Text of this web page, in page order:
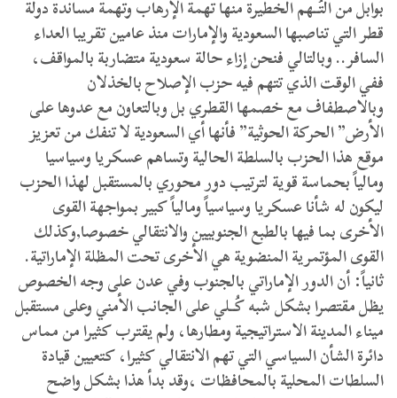
بوابل من التُــهم الخطيرة منها تهمة الإرهاب وتهمة مساندة دولة
قطر التي تناصبها السعودية والإمارات منذ عامين تقريبا العداء
السافر.. وبالتالي فنحن إزاء حالة سعودية متضاربة بالمواقف،
ففي الوقت الذي تتهم فيه حزب الإصلاح بالخذلان
وبالاصطفاف مع خصمها القطري بل وبالتعاون مع عدوها على
الأرض” الحركة الحوثية” فأنها أي السعودية لا تنفك من تعزيز
موقع هذا الحزب بالسلطة الحالية وتساهم عسكريا وسياسيا
ومالياً بحماسة قوية لترتيب دور محوري بالمستقبل لهذا الحزب
ليكون له شأنا عسكريا وسياسياً ومالياً كبير بمواجهة القوى
الأخرى بما فيها بالطبع الجنوبيين والانتقالي خصوصا,وكذلك
القوى المؤتمرية المنضوية هي الأخرى تحت المظلة الإماراتية.
ثانياً: أن الدور الإماراتي بالجنوب وفي عدن على وجه الخصوص
يظل مقتصرا بشكل شبه كُــلي على الجانب الأمني وعلى مستقبل
ميناء المدينة الاستراتيجية ومطارها، ولم يقترب كثيرا من مماس
دائرة الشأن السياسي التي تهم الانتقالي كثيرا، كتعيين قيادة
السلطات المحلية بالمحافظات ،وقد بدأ هذا بشكل واضح